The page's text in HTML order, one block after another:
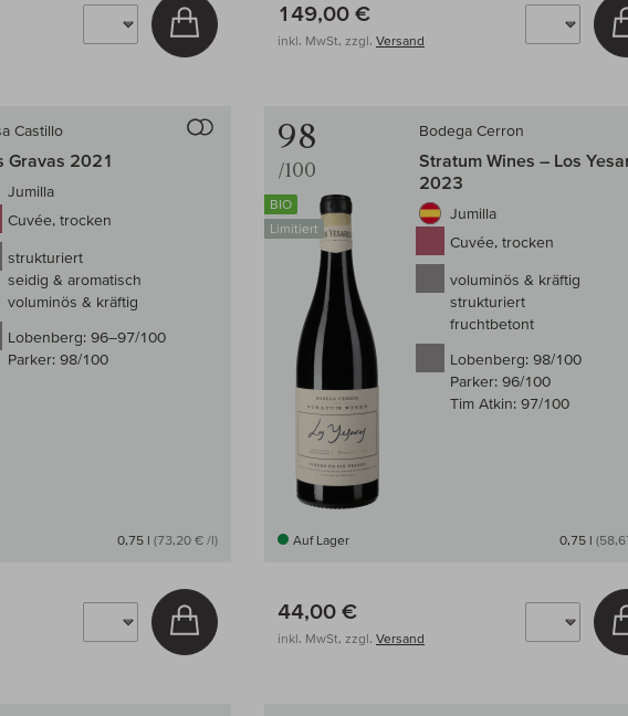
In den Warenkorb
149,00 €
inkl. MwSt, zzgl. Versand
Castillo
Gravas 2021
Jumilla
Cuvée, trocken
strukturiert
seidig & aromatisch
voluminös & kräftig
Lobenberg: 96–97/100
Parker: 98/100
0,75 l (73,20 € /l)
In den Warenkorb
98
/100
BIO
Limitiert
Bodega Cerron
Stratum Wines – Los
2023
Jumilla
Cuvée, trocken
voluminös & kräftig
strukturiert
fruchtbetont
Lobenberg: 98/100
Parker: 96/100
Tim Atkin: 97/100
Auf Lager 0,75 l
44,00 €
inkl. MwSt, zzgl. Versand